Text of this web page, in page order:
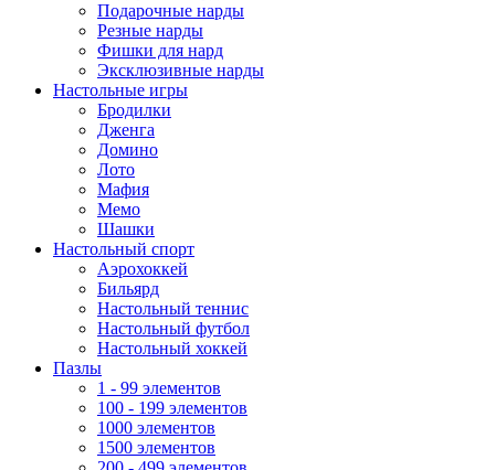
Подарочные нарды
Резные нарды
Фишки для нард
Эксклюзивные нарды
Настольные игры
Бродилки
Дженга
Домино
Лото
Мафия
Мемо
Шашки
Настольный спорт
Аэрохоккей
Бильярд
Настольный теннис
Настольный футбол
Настольный хоккей
Пазлы
1 - 99 элементов
100 - 199 элементов
1000 элементов
1500 элементов